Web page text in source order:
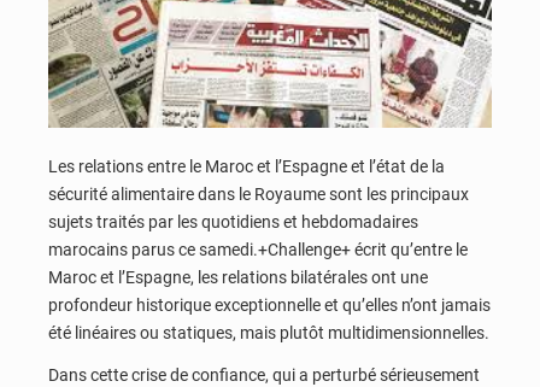
Les relations entre le Maroc et l’Espagne et l’état de la
sécurité alimentaire dans le Royaume sont les principaux
sujets traités par les quotidiens et hebdomadaires
marocains parus ce samedi.+Challenge+ écrit qu’entre le
Maroc et l’Espagne, les relations bilatérales ont une
profondeur historique exceptionnelle et qu’elles n’ont jamais
été linéaires ou statiques, mais plutôt multidimensionnelles.
Dans cette crise de confiance, qui a perturbé sérieusement